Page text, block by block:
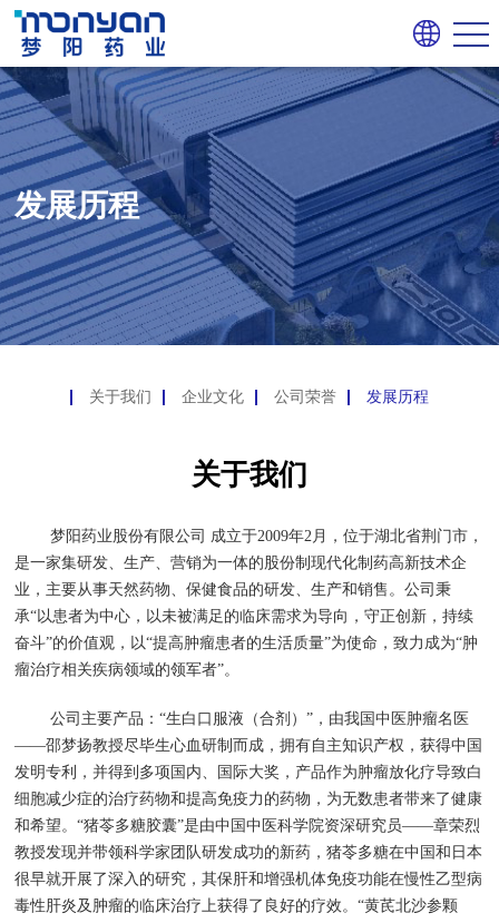
发展历程
关于我们 企业文化 公司荣誉 发展历程
关于我们
梦阳药业股份有限公司 成立于2009年2月，位于湖北省荆门市，
是一家集研发、生产、营销为一体的股份制现代化制药高新技术企
业，主要从事天然药物、保健食品的研发、生产和销售。公司秉
承“以患者为中心，以未被满足的临床需求为导向，守正创新，持续
奋斗”的价值观，以“提高肿瘤患者的生活质量”为使命，致力成为“肿
瘤治疗相关疾病领域的领军者”。
公司主要产品：“生白口服液（合剂）”，由我国中医肿瘤名医
——邵梦扬教授尽毕生心血研制而成，拥有自主知识产权，获得中国
发明专利，并得到多项国内、国际大奖，产品作为肿瘤放化疗导致白
细胞减少症的治疗药物和提高免疫力的药物，为无数患者带来了健康
和希望。“猪苓多糖胶囊”是由中国中医科学院资深研究员——章荣烈
教授发现并带领科学家团队研发成功的新药，猪苓多糖在中国和日本
很早就开展了深入的研究，其保肝和增强机体免疫功能在慢性乙型病
毒性肝炎及肿瘤的临床治疗上获得了良好的疗效。“黄芪北沙参颗